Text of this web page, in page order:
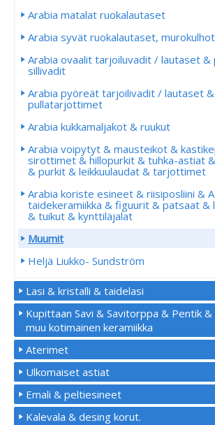
Arabia matalat ruokalautaset
Arabia syvät ruokalautaset, murokulhot
Arabia ovaalit tarjoiluvadit / lautaset &
sillivadit
Arabia pyöreät tarjoilivadit / lautaset &
pullatarjottimet
Arabia kukkamaljakot & ruukut
Arabia voipytyt & mausteikot &
sirottimet & hillopurkit & tuhka-astiat
& purkit & leikkuulaudat & tarjottimet
Arabia koriste esineet & riisiposliini &
taidekeramiikka & figuurit & patsaat
& tuikut & kynttiläjalat
Muumit
Heljä Liukko- Sundström
Lasi & kristalli & taidelasi
Kupittaan Savi & Savitorppa & Pentik
muu kotimainen keramiikka
Aterimet
Ulkomaiset astiat
Emali & peltiesineet
Kalevala & desing korut.